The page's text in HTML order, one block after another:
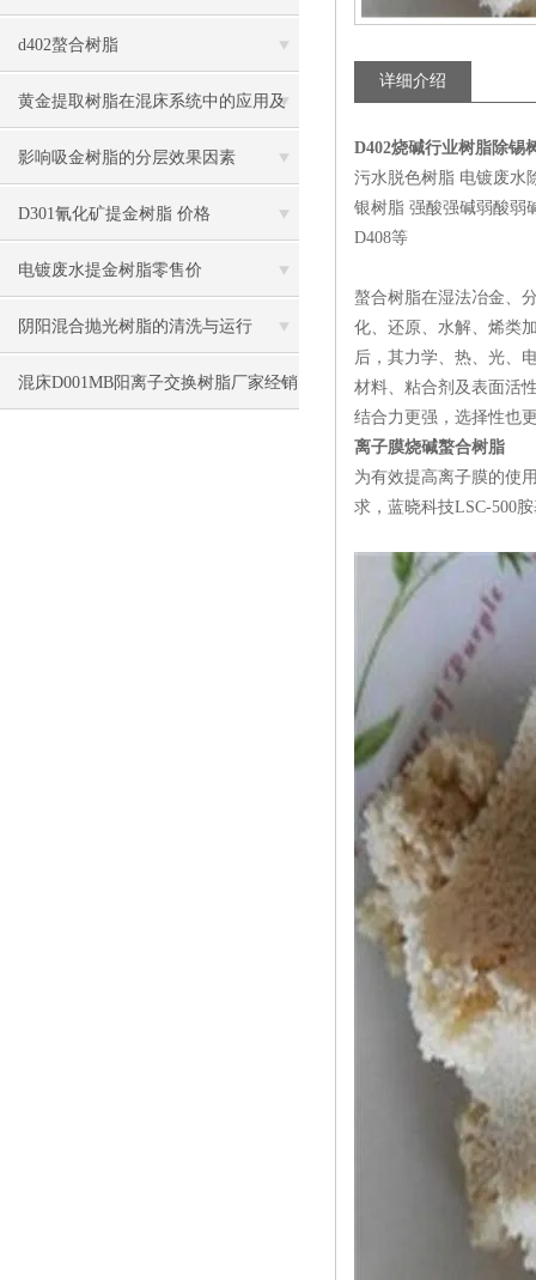
d402螯合树脂
黄金提取树脂在混床系统中的应用及
操作说明
影响吸金树脂的分层效果因素
D301氰化矿提金树脂 价格
电镀废水提金树脂零售价
阴阳混合抛光树脂的清洗与运行
混床D001MB阳离子交换树脂厂家经销
详细介绍
D402烧碱行业树脂除锡
污水脱色树脂 电镀废水
银树脂 强酸强碱弱酸弱
D408等
螯合树脂在湿法冶金、
化、还原、水解、烯类
后，其力学、热、光、
材料、粘合剂及表面活
结合力更强，选择性也
离子膜烧碱螯合树脂
为有效提高离子膜的使
求，蓝晓科技LSC-500